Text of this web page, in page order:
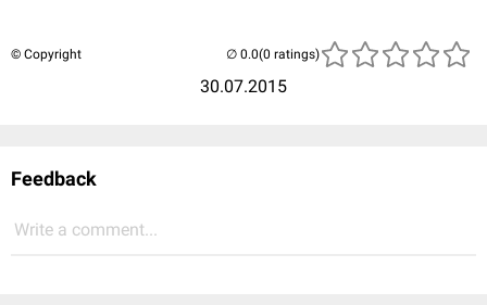
© Copyright
30.07.2015
(0 ratings)
Feedback
Write a comment...